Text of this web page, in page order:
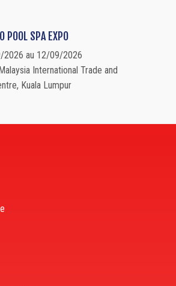
POOL SPA EXPO
2026 au 12/09/2026
International Trade and
Kuala Lumpur